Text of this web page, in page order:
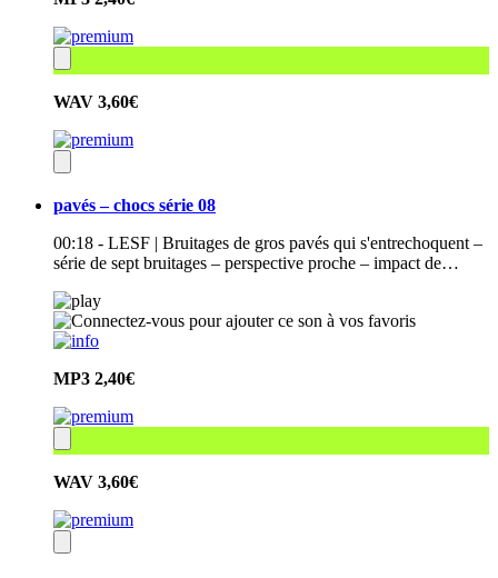
WAV 3,60€
pavés – chocs série 08
00:18 - LESF | Bruitages de gros pavés qui s'entrechoquent –
série de sept bruitages – perspective proche – impact de…
MP3 2,40€
WAV 3,60€